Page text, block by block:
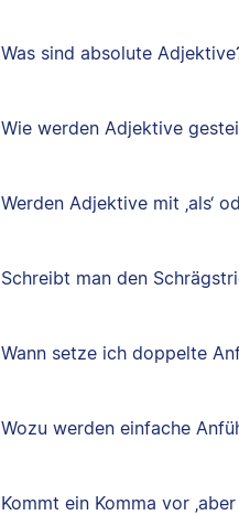
Was sind absolute
Wie werden Adjektive
Werden Adjektive mit ‚als‘
Schreibt man den
Wann setze ich doppelte
Wozu werden einfache
Kommt ein Komma vor ‚aber